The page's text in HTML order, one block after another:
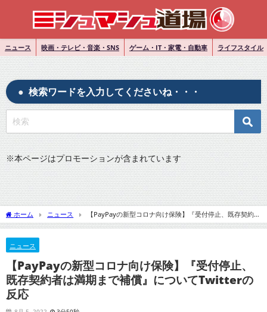
ニュース 映画・テレビ・音楽・SNS ゲーム・IT・家電・自動車 ライフスタイル
検索ワードを入力してくださいね・・・
※本ページはプロモーションが含まれています
ホーム ニュース
【PayPayの新型コロナ向け保険】『受付停止、既存契約者
は満期まで補償』についてTwitterの反応
ニュース
【PayPayの新型コロナ向け保険】『受付停止、
既存契約者は満期まで補償』についてTwitterの
反応